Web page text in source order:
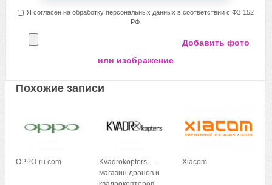
Я согласен на обработку персональных данных в соответствии с ФЗ 152
РФ.
Добавить фото
или изображение
Похожие записи
OPPO-ru.com
Kvadrokopters —
магазин дронов и
Xiacom